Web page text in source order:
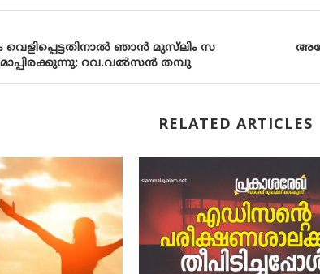
വെ​ളി​പ്പെ​ട്ട​തി​നാ​ൽ ഞാ​ൻ മു​സ്​​ലിം സ​
റവ.വൽസൻ തമ്പു
RELATED ARTICLES